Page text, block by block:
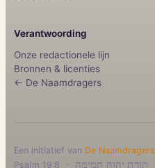
Verantwoording
Onze redactionele lijn
Bronnen & licenties
← De Naamdragers
Een initiatief van De Naamdragers
תורת יהוה תמימה ·
Psalm 19:8